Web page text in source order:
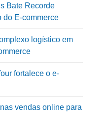
Bate Recorde
do E-commerce
logístico em
fortalece o e-
vendas online para